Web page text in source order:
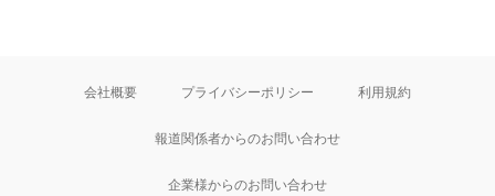
会社概要 プライバシーポリシー 利用規約
報道関係者からのお問い合わせ
企業様からのお問い合わせ